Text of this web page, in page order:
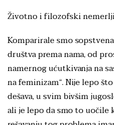
Životno i filozofski
Komparirale smo
društva prema nama, od
namernog ućutkivanja na
na feminizam“. Nije lepo
dešava, u svim bivšim
ali je lepo da smo to uočile